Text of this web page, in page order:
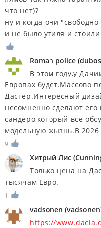
что нет)?
ну и когда они
и не было утиля и
Roman police (
В этом году,у
Европах будет.Массово
Дастер.Интересный
несомненно сделают
сандеро,который все
модельную жызнь.В
9
Хитрый Лис (
Только цена на
тысячам Евро.
1
vadsonen (vadsonen
https://